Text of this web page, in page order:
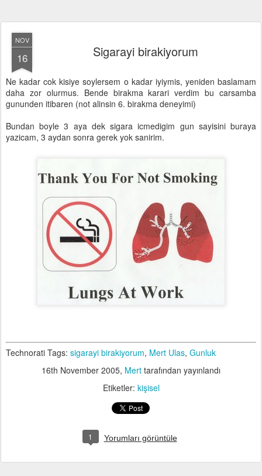
NOV
16 Sigarayi birakiyorum
Ne kadar cok kisiye soylersem o kadar iyiymis, yeniden baslamam
daha zor olurmus. Bende birakma karari verdim bu carsamba
gununden itibaren (not alinsin 6. birakma deneyimi)
Bundan boyle 3 aya dek sigara icmedigim gun sayisini buraya
yazicam, 3 aydan sonra gerek yok sanirim.
Technorati Tags: sigarayi birakiyorum, Mert Ulas, Gunluk
16th November 2005, Mert tarafından yayınlandı
Etiketler: kişisel
1 Yorumları görüntüle